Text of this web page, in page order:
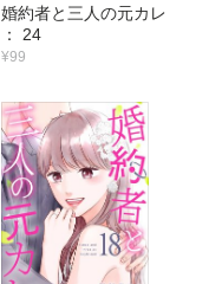
婚約者と三人の元カレ
： 24
¥99